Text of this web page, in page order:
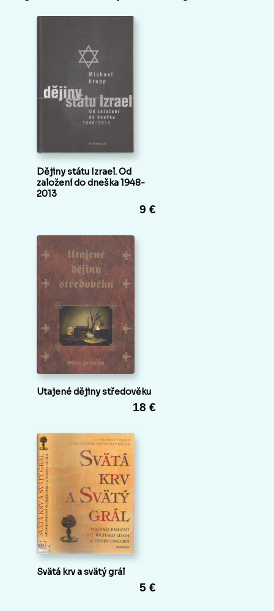
Dějiny státu Izrael. Od
založení do dneška 1948-
2013
9 €
Utajené dějiny středověku
18 €
Svätá krv a svätý grál
5 €